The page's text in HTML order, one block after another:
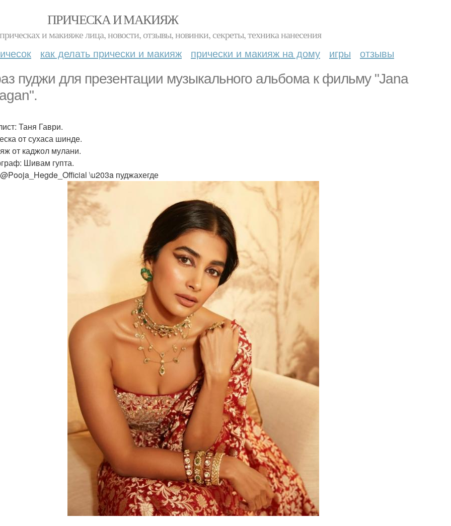
ПРИЧЕСКА И МАКИЯЖ
и макияже лица, новости, отзывы, новинки, секреты, техника нанесения
как делать прически и макияж прически и макияж на дому игры отзывы
пуджи для презентации музыкального альбома к фильму "Jana
Таня Гаври.
от сухаса шинде.
от каджол мулани.
Шивам гупта.
\u203a пуджахегде